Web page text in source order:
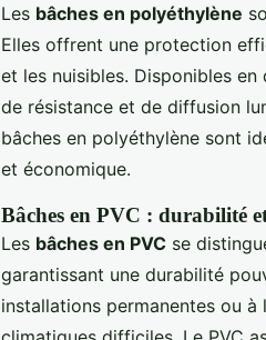
Les bâches en polyéthylène
Elles offrent une protection
et les nuisibles. Disponibles
de résistance et de diffusion
bâches en polyéthylène sont
et économique.
Bâches en PVC : durabilité
Les bâches en PVC se
garantissant une durabilité
installations permanentes ou